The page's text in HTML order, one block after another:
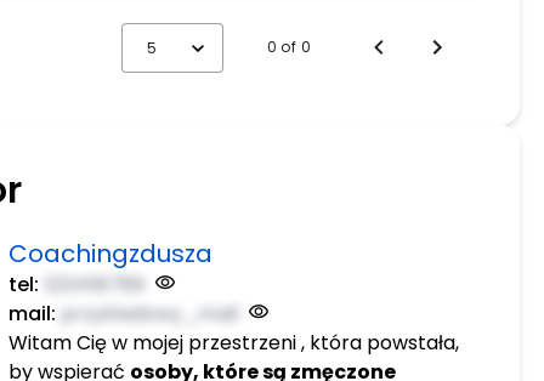
5 0 of 0
Coachingzdusza
tel:
123456789
mail: przykladowy_mail
Witam Cię w mojej przestrzeni , która powstała,
by wspierać osoby, które są zmęczone